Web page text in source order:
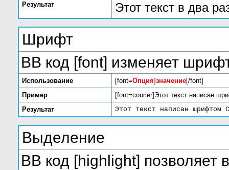
Результат
Этот текст в два
Шрифт
BB код [font] изменяет
Использование [font=Опция]значение[/font]
Пример
[font=courier]Этот текст написан
Результат
Этот текст написан шрифтом
Выделение
BB код [highlight] позволяет